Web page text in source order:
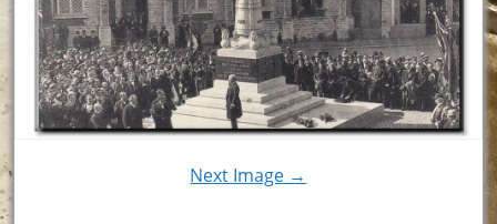
Next Image →